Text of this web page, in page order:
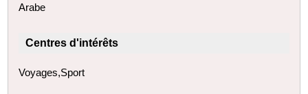
Arabe
Centres d'intérêts
Voyages,Sport